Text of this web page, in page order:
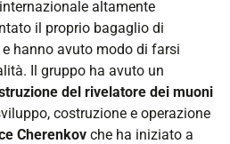
altamente
il proprio bagaglio di
hanno avuto modo di farsi
Il gruppo ha avuto un
del rivelatore dei muoni
costruzione e operazione
Cherenkov che ha iniziato a